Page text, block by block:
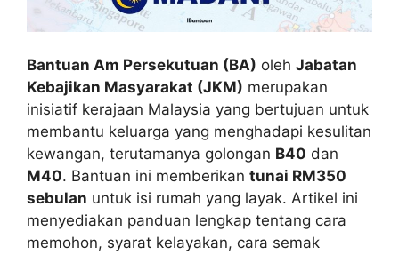
Bantuan Am Persekutuan (BA) oleh Jabatan
Kebajikan Masyarakat (JKM) merupakan
inisiatif kerajaan Malaysia yang bertujuan untuk
membantu keluarga yang menghadapi kesulitan
kewangan, terutamanya golongan B40 dan
M40. Bantuan ini memberikan tunai RM350
sebulan untuk isi rumah yang layak. Artikel ini
menyediakan panduan lengkap tentang cara
memohon, syarat kelayakan, cara semak